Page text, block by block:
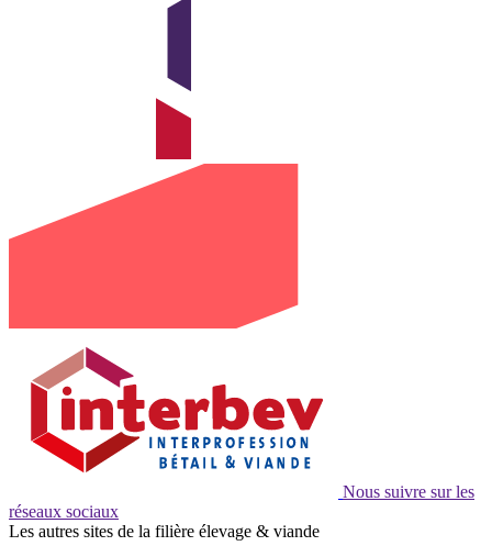
Nous suivre sur les
réseaux sociaux
Les autres sites de la filière élevage & viande